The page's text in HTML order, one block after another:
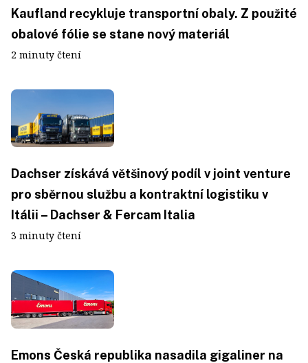
Kaufland recykluje transportní obaly. Z použité
obalové fólie se stane nový materiál
2 minuty čtení
Dachser získává většinový podíl v joint venture
pro sběrnou službu a kontraktní logistiku v
Itálii – Dachser & Fercam Italia
3 minuty čtení
Emons Česká republika nasadila gigaliner na